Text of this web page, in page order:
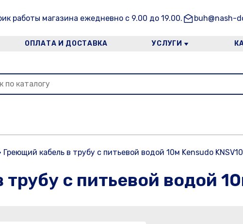
работы магазина ежедневно с 9.00 до 19.00. buh@nash-
ОПЛАТА И ДОСТАВКА УСЛУГИ
Греющий кабель в трубу с питьевой водой 10м Kensudo KNSV10
с питьевой водой